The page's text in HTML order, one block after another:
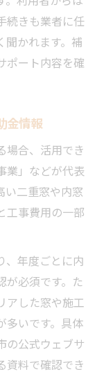
続きも業者に任
聞かれます。補
ポート内容を確
金情報
場合、活用でき
業」などが代表
い二重窓や内窓
工事費用の一部
、年度ごとに内
が必須です。た
アした窓や施工
多いです。具体
の公式ウェブサ
資料で確認でき